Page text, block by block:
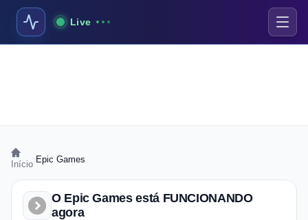
Live
Início Epic Games
O Epic Games está FUNCIONANDO
agora